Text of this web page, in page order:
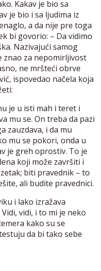
Kakav je bio sa
je bio i sa ljudima iz
a da nije pre toga
bi govorio: – Da vidimo
Nazivajući samog
znao za nepomirljivost
ne mršteći obrve
ispovedao načela koja
je u isti mah i teret i
mu se. On treba da pazi
zauzdava, i da mu
mu se pokori, onda u
je greh oprostiv. To je
koji može završiti i
biti pravednik – to
ali budite pravednici.
i lako izražava
vidi, i to mi je neko
kako su se
da bi tako sebe